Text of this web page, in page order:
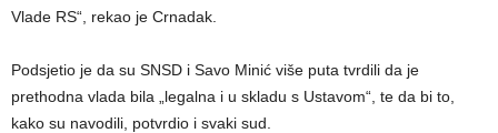
Vlade RS“, rekao je Crnadak.
Podsjetio je da su SNSD i Savo Minić više puta tvrdili da je
prethodna vlada bila „legalna i u skladu s Ustavom“, te da bi to,
kako su navodili, potvrdio i svaki sud.